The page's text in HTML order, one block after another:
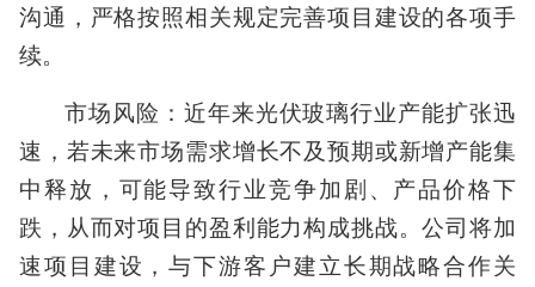
沟通，严格按照相关规定完善项目建设的各项手
续。
市场风险：近年来光伏玻璃行业产能扩张迅
速，若未来市场需求增长不及预期或新增产能集
中释放，可能导致行业竞争加剧、产品价格下
跌，从而对项目的盈利能力构成挑战。公司将加
速项目建设，与下游客户建立长期战略合作关